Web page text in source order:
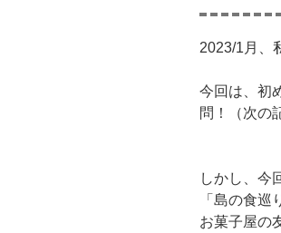
2023/1月、
今回は、初
問！（次の
しかし、今
「島の食巡
お菓子屋の